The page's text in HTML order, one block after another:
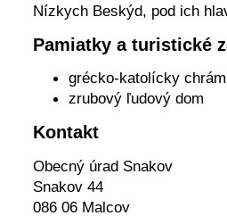
Nízkych Beskýd, pod ich
Pamiatky a turistické
grécko-katolícky
zrubový ľudový dom
Kontakt
Obecný úrad Snakov
Snakov 44
086 06 Malcov